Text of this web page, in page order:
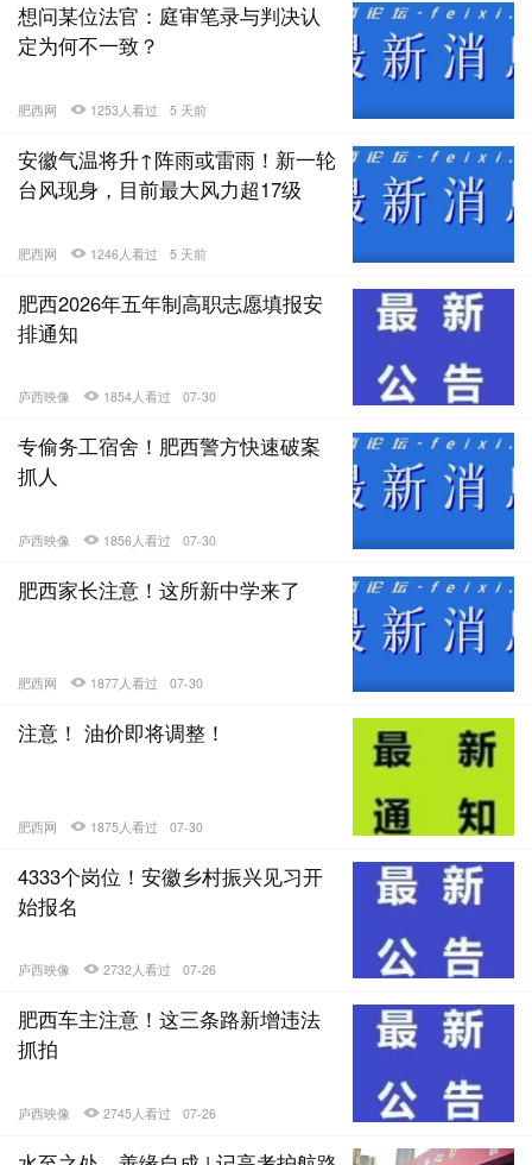
想问某位法官：庭审笔录与判决认
定为何不一致？
肥西网 1253人看过 5 天前
安徽气温将升↑阵雨或雷雨！新一轮
台风现身，目前最大风力超17级
肥西网 1246人看过 5 天前
肥西2026年五年制高职志愿填报安
排通知
庐西映像 1854人看过 07-30
专偷务工宿舍！肥西警方快速破案
抓人
庐西映像 1856人看过 07-30
肥西家长注意！这所新中学来了
肥西网 1877人看过 07-30
注意！ 油价即将调整！
肥西网 1875人看过 07-30
4333个岗位！安徽乡村振兴见习开
始报名
庐西映像 2732人看过 07-26
肥西车主注意！这三条路新增违法
抓拍
庐西映像 2745人看过 07-26